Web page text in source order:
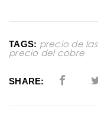
TAGS: precio de
precio del cobre
SHARE: